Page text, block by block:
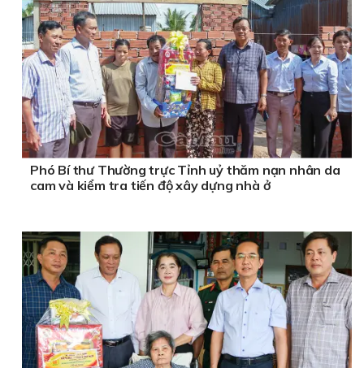
Phó Bí thư Thường trực Tỉnh uỷ thăm nạn nhân da
cam và kiểm tra tiến độ xây dựng nhà ở